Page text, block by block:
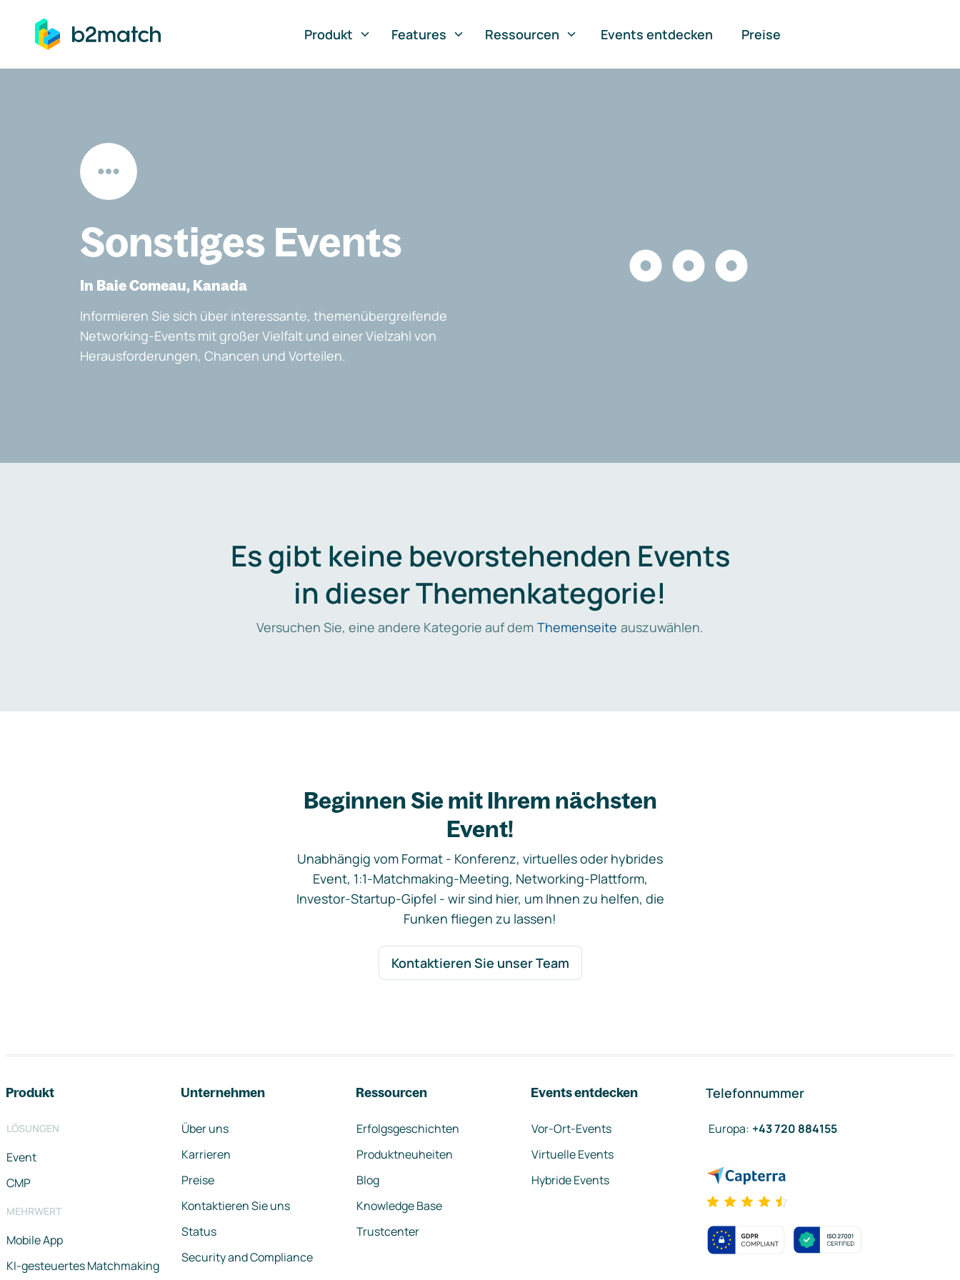
springen
Produkt
Features Ressourcen Events entdecken Preise
Sonstiges Events
In Baie Comeau, Kanada
Informieren Sie sich über interessante, themenübergreifende
Networking-Events mit großer Vielfalt und einer Vielzahl von
Herausforderungen, Chancen und Vorteilen.
Es gibt keine bevorstehenden Events
in dieser Themenkategorie!
Versuchen Sie, eine andere Kategorie auf dem Themenseite auszuwählen.
Beginnen Sie mit Ihrem nächsten
Event!
Unabhängig vom Format - Konferenz, virtuelles oder hybrides
Event, 1:1-Matchmaking-Meeting, Networking-Plattform,
Investor-Startup-Gipfel - wir sind hier, um Ihnen zu helfen, die
Funken fliegen zu lassen!
Kontaktieren Sie unser Team
Produkt
LÖSUNGEN
Event
CMP
MEHRWERT
Mobile App
KI-gesteuertes Matchmaking
Unternehmen
Über uns
Karrieren
Preise
Kontaktieren Sie uns
Status
Security and Compliance
Ressourcen
Erfolgsgeschichten
Produktneuheiten
Blog
Knowledge Base
Trustcenter
Events entdecken
Vor-Ort-Events
Virtuelle Events
Hybride Events
Telefonnummer
Europa: +43 720 884155